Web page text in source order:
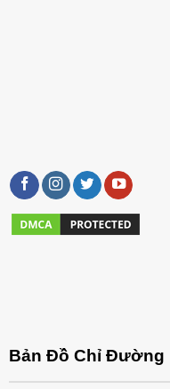
Bản Đồ Chỉ Đường